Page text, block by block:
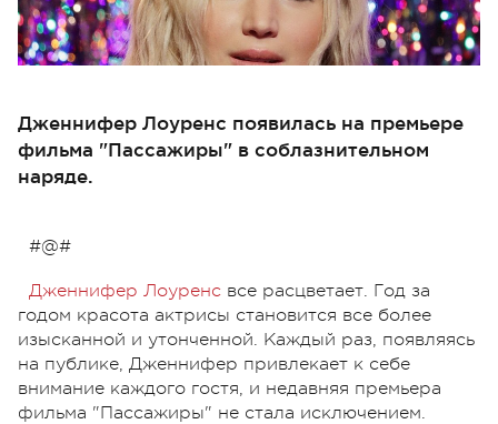
Дженнифер Лоуренс появилась на премьере
фильма "Пассажиры" в соблазнительном
наряде.
#@#
Дженнифер Лоуренс все расцветает. Год за
годом красота актрисы становится все более
изысканной и утонченной. Каждый раз, появляясь
на публике, Дженнифер привлекает к себе
внимание каждого гостя, и недавняя премьера
фильма "Пассажиры" не стала исключением.